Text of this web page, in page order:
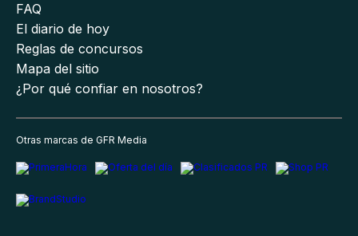
FAQ
El diario de hoy
Reglas de concursos
Mapa del sitio
¿Por qué confiar en nosotros?
Otras marcas de GFR Media